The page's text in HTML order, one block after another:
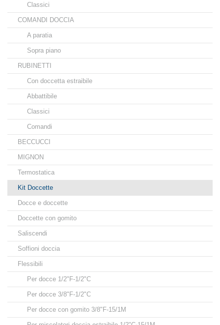
Classici
COMANDI DOCCIA
A paratia
Sopra piano
RUBINETTI
Con doccetta estraibile
Abbattibile
Classici
Comandi
BECCUCCI
MIGNON
Termostatica
Kit Doccette
Docce e doccette
Doccette con gomito
Saliscendi
Soffioni doccia
Flessibili
Per docce 1/2"F-1/2"C
Per docce 3/8"F-1/2"C
Per docce con gomito 3/8"F-15/1M